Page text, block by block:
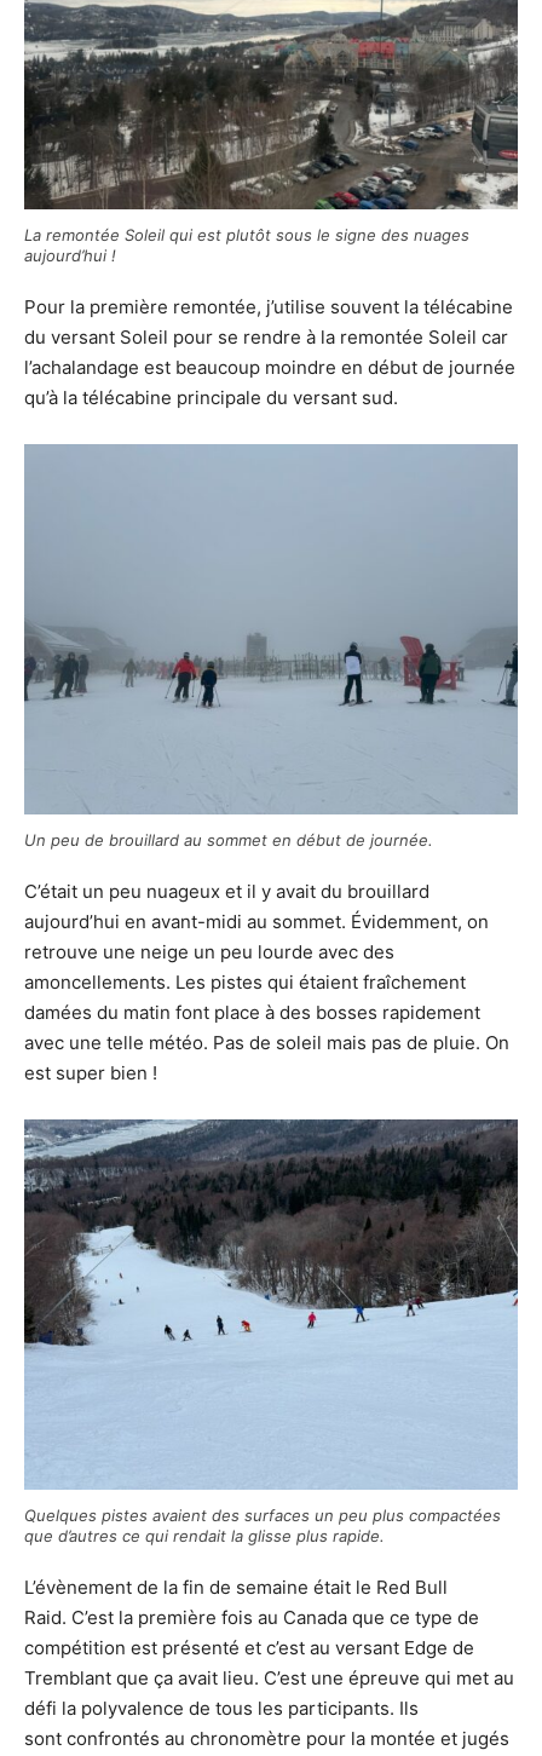
La remontée Soleil qui est plutôt sous le signe des nuages
aujourd’hui !
Pour la première remontée, j’utilise souvent la télécabine
du versant Soleil pour se rendre à la remontée Soleil car
l’achalandage est beaucoup moindre en début de journée
qu’à la télécabine principale du versant sud.
Un peu de brouillard au sommet en début de journée.
C’était un peu nuageux et il y avait du brouillard
aujourd’hui en avant-midi au sommet. Évidemment, on
retrouve une neige un peu lourde avec des
amoncellements. Les pistes qui étaient fraîchement
damées du matin font place à des bosses rapidement
avec une telle météo. Pas de soleil mais pas de pluie. On
est super bien !
Quelques pistes avaient des surfaces un peu plus compactées
que d’autres ce qui rendait la glisse plus rapide.
L’évènement de la fin de semaine était le Red Bull
Raid. C’est la première fois au Canada que ce type de
compétition est présenté et c’est au versant Edge de
Tremblant que ça avait lieu. C’est une épreuve qui met au
défi la polyvalence de tous les participants. Ils
sont confrontés au chronomètre pour la montée et jugés